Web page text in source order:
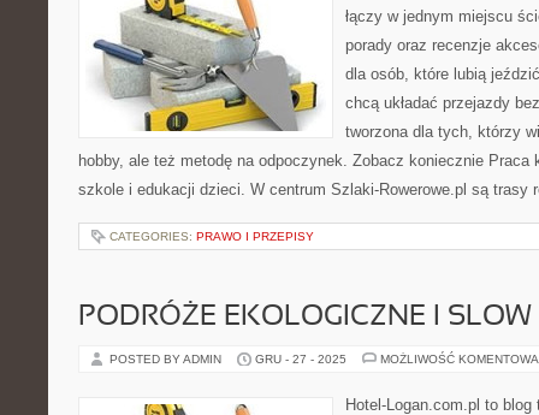
łączy w jednym miejscu
porady oraz recenzje
dla osób, które lubią
chcą układać przejazdy
tworzona dla tych, którzy
hobby, ale też metodę na odpoczynek. Zobacz koniecznie Praca
szkole i edukacji dzieci. W centrum Szlaki-Rowerowe.pl są trasy
CATEGORIES: PRAWO I PRZEPISY
PODRÓŻE EKOLOGICZNE I
POSTED BY ADMIN GRU - 27 - 2025 MOŻLIWOŚĆ
Hotel-Logan.com.pl to